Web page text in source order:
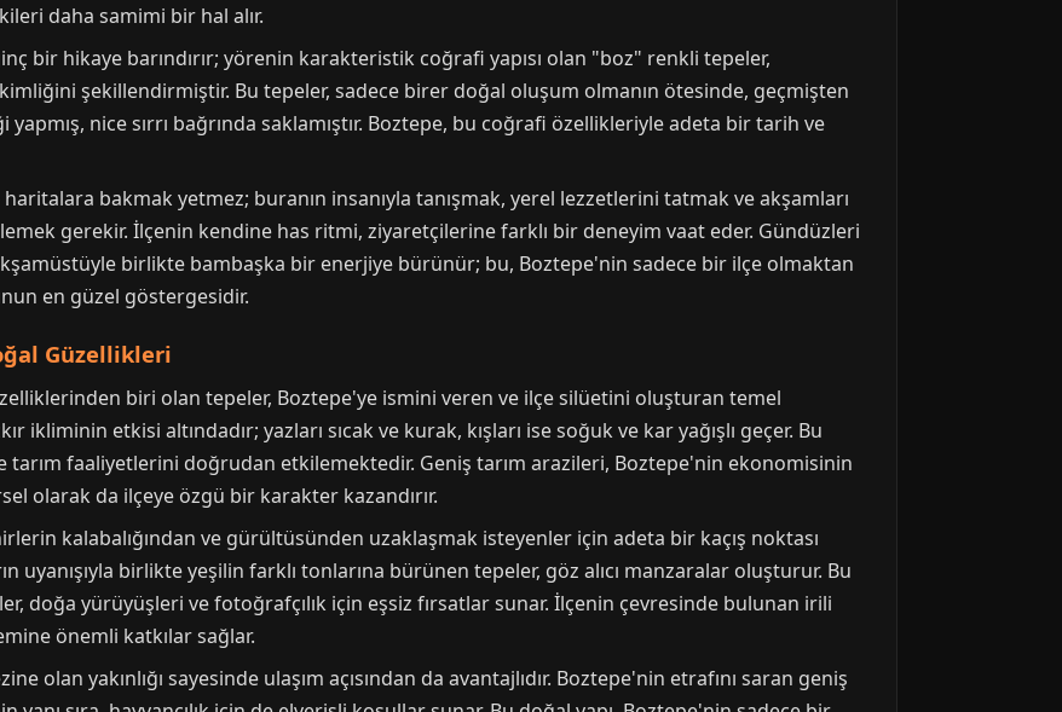
daha samimi bir hal alır.
bir hikaye barındırır; yörenin karakteristik coğrafi yapısı olan "boz" renkli tepeler,
şekillendirmiştir. Bu tepeler, sadece birer doğal oluşum olmanın ötesinde, geçmişten
nice sırrı bağrında saklamıştır. Boztepe, bu coğrafi özellikleriyle adeta bir tarih ve
bakmak yetmez; buranın insanıyla tanışmak, yerel lezzetlerini tatmak ve akşamları
gerekir. İlçenin kendine has ritmi, ziyaretçilerine farklı bir deneyim vaat eder. Gündüzleri
birlikte bambaşka bir enerjiye bürünür; bu, Boztepe'nin sadece bir ilçe olmaktan
en güzel göstergesidir.
Güzellikleri
biri olan tepeler, Boztepe'ye ismini veren ve ilçe silüetini oluşturan temel
ikliminin etkisi altındadır; yazları sıcak ve kurak, kışları ise soğuk ve kar yağışlı geçer. Bu
faaliyetlerini doğrudan etkilemektedir. Geniş tarım arazileri, Boztepe'nin ekonomisinin
olarak da ilçeye özgü bir karakter kazandırır.
kalabalığından ve gürültüsünden uzaklaşmak isteyenler için adeta bir kaçış noktası
uyanışıyla birlikte yeşilin farklı tonlarına bürünen tepeler, göz alıcı manzaralar oluşturur. Bu
doğa yürüyüşleri ve fotoğrafçılık için eşsiz fırsatlar sunar. İlçenin çevresinde bulunan irili
önemli katkılar sağlar.
olan yakınlığı sayesinde ulaşım açısından da avantajlıdır. Boztepe'nin etrafını saran geniş